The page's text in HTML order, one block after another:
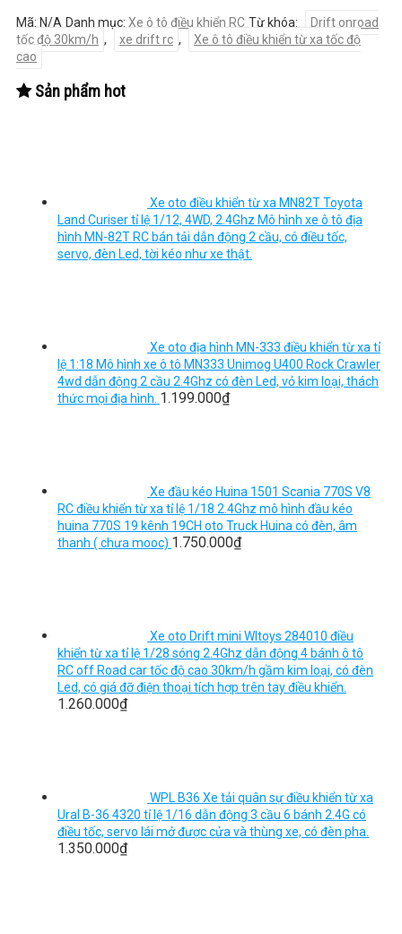
Mã: N/A Danh mục: Xe ô tô điều khiển RC Từ khóa:
Drift onroad
tốc độ 30km/h , xe drift rc ,
Xe ô tô điều khiển từ xa tốc độ
cao
Sản phẩm hot
Xe oto điều khiển từ xa MN82T Toyota
Land Curiser tỉ lệ 1/12, 4WD, 2.4Ghz Mô hình xe ô tô địa
hình MN-82T RC bán tải dẫn động 2 cầu, có điều tốc,
servo, đèn Led, tời kéo như xe thật.
Xe oto địa hình MN-333 điều khiển từ xa tỉ
lệ 1:18 Mô hình xe ô tô MN333 Unimog U400 Rock Crawler
4wd dẫn động 2 cầu 2.4Ghz có đèn Led, vỏ kim loại, thách
thức mọi địa hình. 1.199.000₫
Xe đầu kéo Huina 1501 Scania 770S V8
RC điều khiển từ xa tỉ lệ 1/18 2.4Ghz mô hình đầu kéo
huina 770S 19 kênh 19CH oto Truck Huina có đèn, âm
thanh ( chưa mooc) 1.750.000₫
Xe oto Drift mini Wltoys 284010 điều
khiển từ xa tỉ lệ 1/28 sóng 2.4Ghz dẫn động 4 bánh ô tô
RC off Road car tốc độ cao 30km/h gầm kim loại, có đèn
Led, có giá đỡ điện thoại tích hợp trên tay điều khiển.
1.260.000₫
WPL B36 Xe tải quân sự điều khiển từ xa
Ural B-36 4320 tỉ lệ 1/16 dẫn động 3 cầu 6 bánh 2.4G có
điều tốc, servo lái mở được cửa và thùng xe, có đèn pha.
1.350.000₫